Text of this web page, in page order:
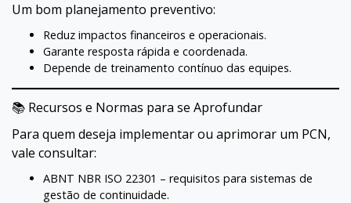
Um bom planejamento preventivo:
Reduz impactos financeiros e operacionais.
Garante resposta rápida e coordenada.
Depende de treinamento contínuo das equipes.
📚 Recursos e Normas para se Aprofundar
Para quem deseja implementar ou aprimorar um PCN,
vale consultar:
ABNT NBR ISO 22301 – requisitos para sistemas de
gestão de continuidade.